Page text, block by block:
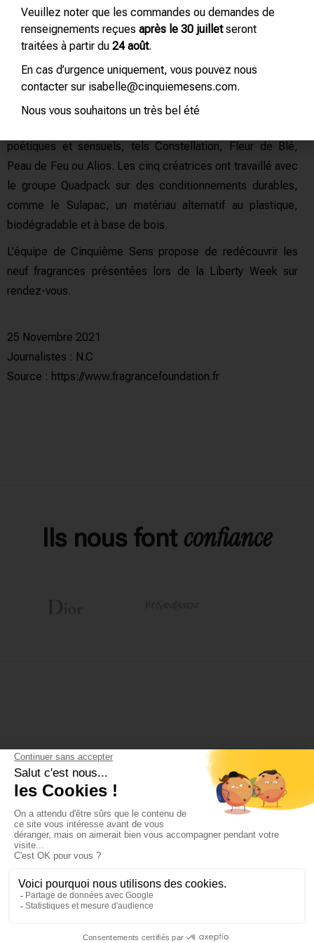
masculins détournés au féminin, mais aussi de
nouvelles visions de la fraîcheur, de la transparence et
comme des prototypes olfactifs, donneront peut-être
poétiques et sensuels, tels Constellation, Fleur de Blé,
Peau de Feu ou Alios. Les cinq créatrices ont travaillé avec
le groupe Quadpack sur des conditionnements durables,
comme le Sulapac, un matériau alternatif au plastique,
biodégradable et à base de bois.
L’équipe de Cinquième Sens propose de redécouvrir les
neuf fragrances présentées lors de la Liberty Week sur
rendez-vous.
25 Novembre 2021
Journalistes : N.C
Source : https://www.fragrancefoundation.fr
Ils nous font confiance
PROFESSIONNELS PARTICULIERS
Veuillez noter que les commandes ou demandes de
renseignements reçues après le 30 juilletseront
traitées à partir du 24 août.
En cas d’urgence uniquement, vous pouvez nous
contacter sur isabelle@cinquiemesens.com.
Nous vous souhaitons un très bel été